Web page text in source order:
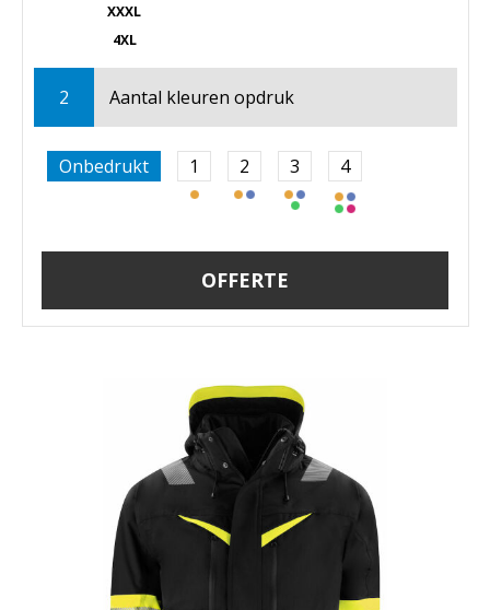
XXXL
4XL
2 Aantal kleuren opdruk
Onbedrukt 1 2 3 4
OFFERTE